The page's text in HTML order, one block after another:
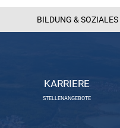
BILDUNG & SOZIALES
KARRIERE
STELLENANGEBOTE